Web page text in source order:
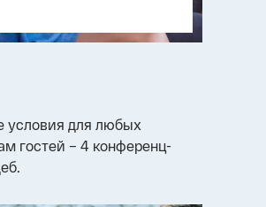
условия для любых
гостей – 4 конференц-